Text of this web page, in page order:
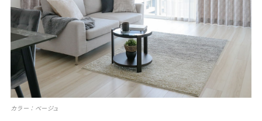
カラー：ベージュ